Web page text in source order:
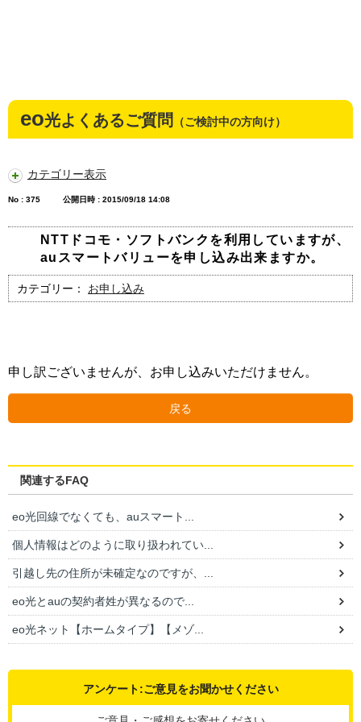
eo光よくあるご質問 （ご検討中の方向け）
カテゴリー表示
No : 375 公開日時 : 2015/09/18 14:08
NTTドコモ・ソフトバンクを利用していますが、
auスマートバリューを申し込み出来ますか。
カテゴリー： お申し込み
申し訳ございませんが、お申し込みいただけません。
戻る
関連するFAQ
eo光回線でなくても、auスマート...
個人情報はどのように取り扱われてい...
引越し先の住所が未確定なのですが、...
eo光とauの契約者姓が異なるので...
eo光ネット【ホームタイプ】【メゾ...
アンケート:ご意見をお聞かせください